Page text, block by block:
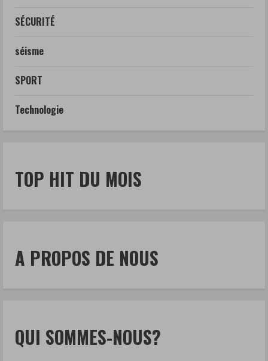
SÉCURITÉ
séisme
SPORT
Technologie
TOP HIT DU MOIS
A PROPOS DE NOUS
QUI SOMMES-NOUS?